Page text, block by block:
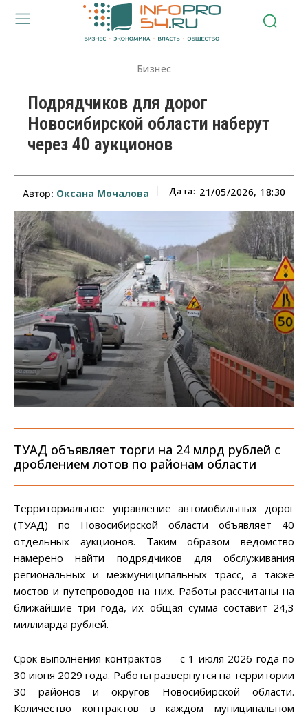
Бизнес
Подрядчиков для дорог
Новосибирской области наберут
через 40 аукционов
Автор: Оксана Мочалова Дата: 21/05/2026, 18:30
ТУАД объявляет торги на 24 млрд рублей с
дроблением лотов по районам области
Территориальное управление автомобильных дорог
(ТУАД) по Новосибирской области объявляет 40
отдельных аукционов. Таким образом ведомство
намерено найти подрядчиков для обслуживания
региональных и межмуниципальных трасс, а также
мостов и путепроводов на них. Работы рассчитаны на
ближайшие три года, их общая сумма составит 24,3
миллиарда рублей.
Срок выполнения контрактов — с 1 июля 2026 года по
30 июня 2029 года. Работы развернутся на территории
30 районов и округов Новосибирской области.
Количество контрактов в каждом муниципальном